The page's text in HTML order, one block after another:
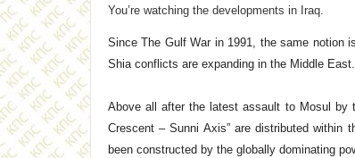
You’re watching the developments in Iraq.
Since The Gulf War in 1991, the same notion
Shia conflicts are expanding in the Middle East.
Above all after the latest assault to Mosul by
Crescent – Sunni Axis” are distributed within
been constructed by the globally dominating